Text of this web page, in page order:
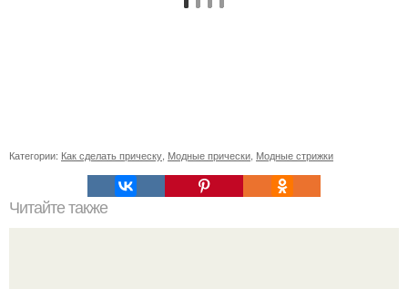
Категории: Как сделать прическу Модные прически Модные стрижки
Читайте также